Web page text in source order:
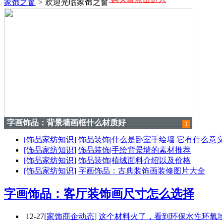
家饰之窗 > 欢迎光临家饰之窗
字画饰品：背景墙画框什么材质好 1
[饰品家纺知识] 饰品装饰|什么是卧室手绘墙 它有什么意
[饰品家纺知识] 饰品装饰|手绘背景墙的素材推荐
[饰品家纺知识] 饰品装饰|植绒面料介绍以及价格
[饰品家纺知识] 字画饰品：古典装饰画装修图片大全
字画饰品：客厅装饰画尺寸怎么选择
12-27[家饰商企动态] 这个材料火了，看到环保水性环氧